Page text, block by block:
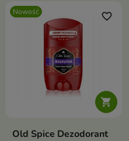
Nowość

favorite_border
Old Spice Dezodorant